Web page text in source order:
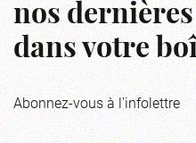
nos
dans votre
Abonnez-vous à l'infolettre